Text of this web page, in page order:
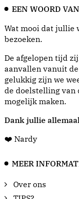
EEN WOORD
Wat mooi dat jullie
bezoeken.
De afgelopen tijd
aanvallen vanuit
gelukkig zijn we
de doelstelling van
mogelijk maken.
Dank jullie
❤️ Nardy
MEER
Over ons